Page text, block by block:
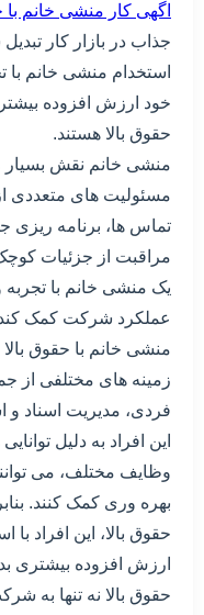
اگهی کار منشی خانم با
جذاب در بازار کار
استخدام منشی خانم با
خود ارزش افزوده
حقوق بالا هستند.
منشی خانم نقش
مسئولیت های متعددی
تماس ها، برنامه ریزی
مراقبت از جزئیات کوچک
یک منشی خانم با تجربه
عملکرد شرکت کمک
منشی خانم با حقوق
زمینه های مختلفی از
فردی، مدیریت اسناد و
این افراد به دلیل
وظایف مختلف، می
بهره وری کمک کنند.
حقوق بالا، این افراد
ارزش افزوده بیشتری
حقوق بالا نه تنها به